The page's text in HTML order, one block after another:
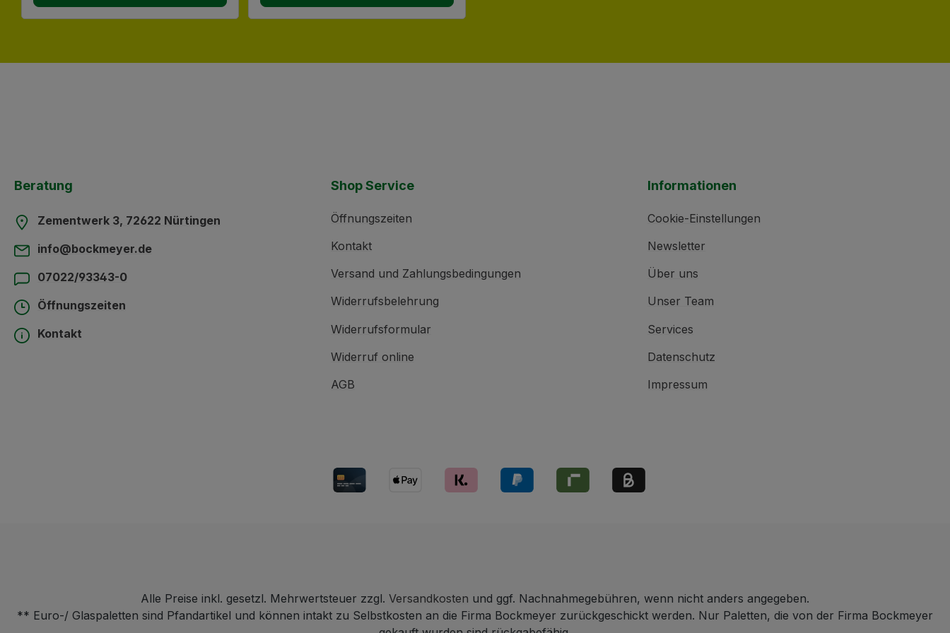
Beratung
Zementwerk 3, 72622 Nürtingen
info@bockmeyer.de
07022/93343-0
Öffnungszeiten
Kontakt
Shop Service
Öffnungszeiten
Kontakt
Versand und Zahlungsbedingungen
Widerrufsbelehrung
Widerrufsformular
Widerruf online
AGB
Informationen
Cookie-Einstellungen
Newsletter
Über uns
Unser Team
Services
Datenschutz
Impressum
Alle Preise inkl. gesetzl. Mehrwertsteuer zzgl. Versandkosten und ggf. Nachnahmegebühren, wenn nicht anders angegeben.
** Euro-/ Glaspaletten sind Pfandartikel und können intakt zu Selbstkosten an die Firma Bockmeyer zurückgeschickt werden. Nur Paletten, die von der Firma Bockmeyer